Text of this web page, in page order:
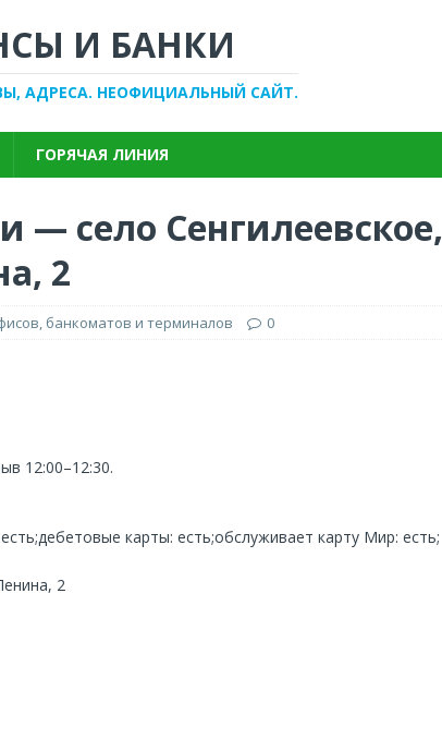
И БАНКИ
АДРЕСА. НЕОФИЦИАЛЬНЫЙ САЙТ.
ГОРЯЧАЯ ЛИНИЯ
— село Сенгилеевское,
2
банкоматов и терминалов 0
12:00–12:30.
карты: есть;обслуживает карту Мир: есть;
2